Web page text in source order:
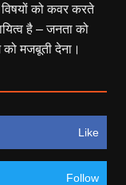
को कवर करते
है – जनता को
मजबूती देना।
Like
Follow